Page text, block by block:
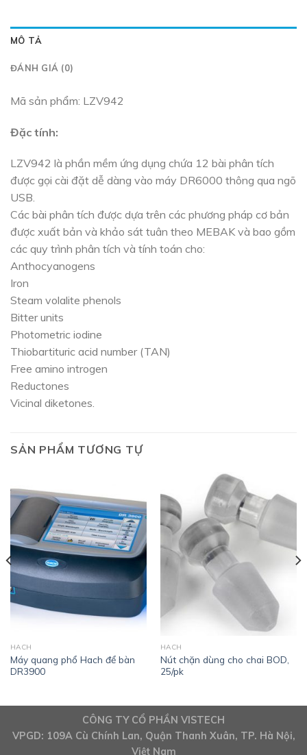
MÔ TẢ
ĐÁNH GIÁ (0)
Mã sản phẩm: LZV942
Đặc tính:
LZV942 là phần mềm ứng dụng chứa 12 bài phân tích
được gọi cài đặt dễ dàng vào máy DR6000 thông qua ngõ
USB.
Các bài phân tích được dựa trên các phương pháp cơ bản
được xuất bản và khảo sát tuân theo MEBAK và bao gồm
các quy trình phân tích và tính toán cho:
Anthocyanogens
Iron
Steam volalite phenols
Bitter units
Photometric iodine
Thiobartituric acid number (TAN)
Free amino introgen
Reductones
Vicinal diketones.
SẢN PHẨM TƯƠNG TỰ
HACH
Máy quang phổ Hach để bàn
DR3900
HACH
Nút chặn dùng cho chai BOD,
25/pk
CÔNG TY CỔ PHẦN VISTECH
VPGD: 109A Cù Chính Lan, Quận Thanh Xuân, TP. Hà Nội,
Việt Nam